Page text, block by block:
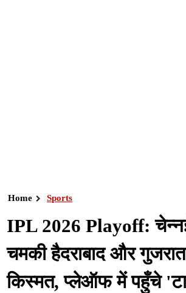
Home Sports
IPL 2026 Playoff:
चमकी हैदराबाद और
किस्मत, प्लेऑफ में पहुँचे